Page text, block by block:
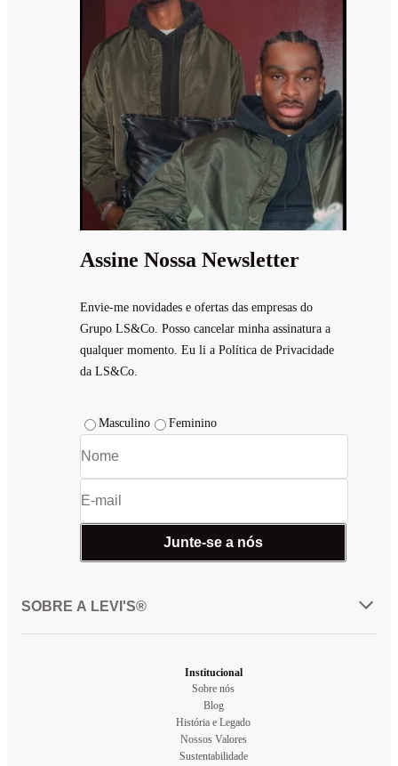
Assine Nossa Newsletter
Envie-me novidades e ofertas das empresas do
Grupo LS&Co. Posso cancelar minha assinatura a
qualquer momento. Eu li a Política de Privacidade
da LS&Co.
Masculino Feminino
Junte-se a nós
SOBRE A LEVI'S®
Institucional
Sobre nós
Blog
História e Legado
Nossos Valores
Sustentabilidade